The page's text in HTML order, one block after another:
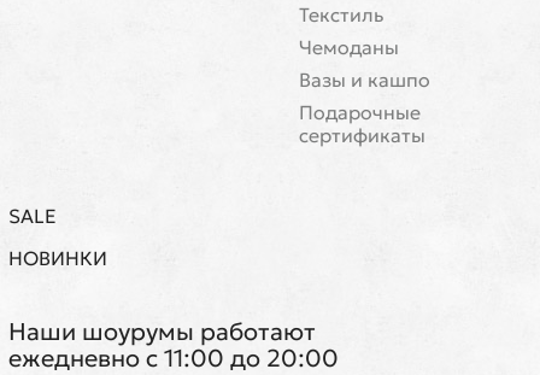
Текстиль
Чемоданы
Вазы и кашпо
Подарочные
сертификаты
SALE
НОВИНКИ
Наши шоурумы работают
ежедневно с 11:00 до 20:00